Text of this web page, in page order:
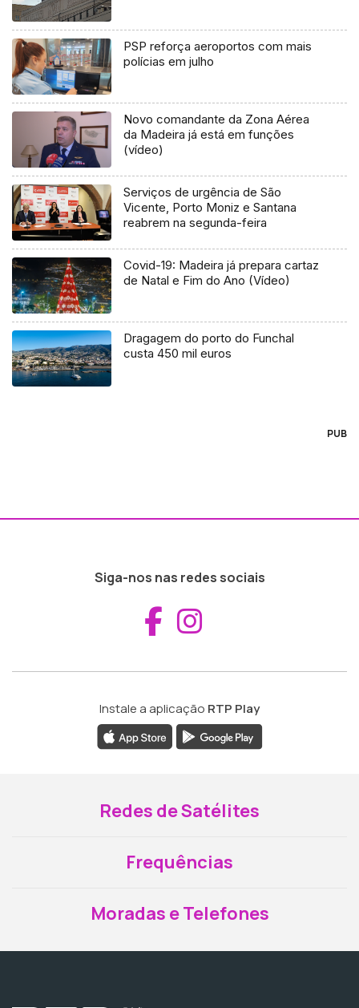
PSP reforça aeroportos com mais
polícias em julho
Novo comandante da Zona Aérea
da Madeira já está em funções
(vídeo)
Serviços de urgência de São
Vicente, Porto Moniz e Santana
reabrem na segunda-feira
Covid-19: Madeira já prepara cartaz
de Natal e Fim do Ano (Vídeo)
Dragagem do porto do Funchal
custa 450 mil euros
PUB
Siga-nos nas redes sociais
Aceder ao
Instale a aplicação RTP Play
Redes de Satélites
Frequências
Moradas e Telefones